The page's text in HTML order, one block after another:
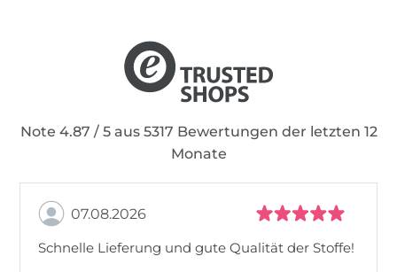
Note 4.87 / 5 aus 5317 Bewertungen der letzten 12
Monate
07.08.2026
Schnelle Lieferung und gute Qualität der Stoffe!